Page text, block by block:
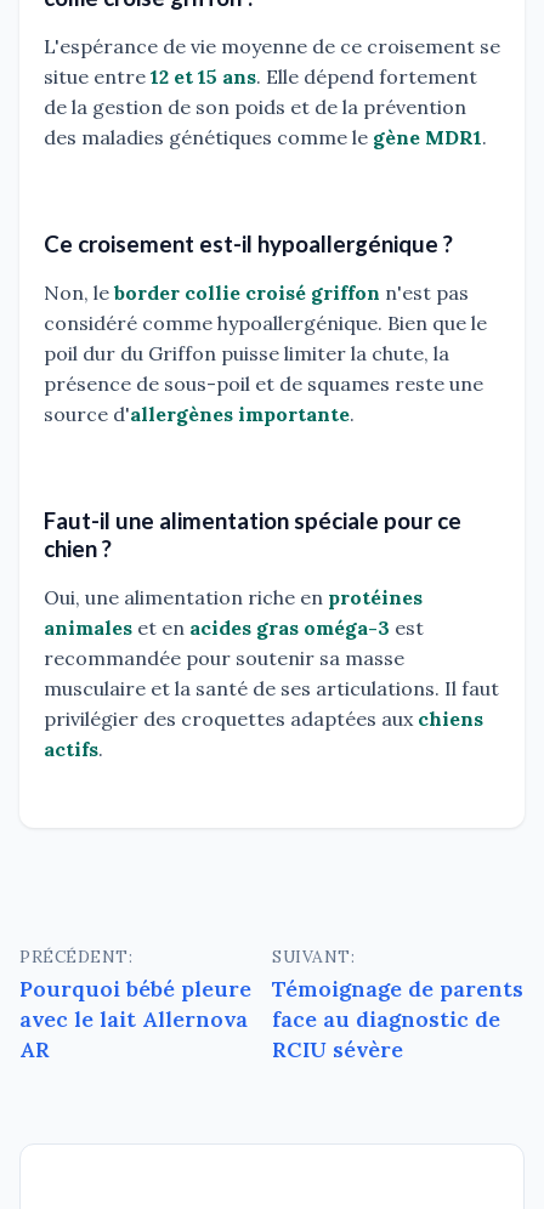
L'espérance de vie moyenne de ce croisement se
situe entre 12 et 15 ans. Elle dépend fortement
de la gestion de son poids et de la prévention
des maladies génétiques comme le gène MDR1.
Ce croisement est-il hypoallergénique ?
Non, le border collie croisé griffon n'est pas
considéré comme hypoallergénique. Bien que le
poil dur du Griffon puisse limiter la chute, la
présence de sous-poil et de squames reste une
source d'allergènes importante.
Faut-il une alimentation spéciale pour ce
chien ?
Oui, une alimentation riche en protéines
animales et en acides gras oméga-3 est
recommandée pour soutenir sa masse
musculaire et la santé de ses articulations. Il faut
privilégier des croquettes adaptées aux chiens
actifs.
Navigation
de
l’article
PRÉCÉDENT:
Pourquoi bébé pleure
avec le lait Allernova
AR
SUIVANT:
Témoignage de parents
face au diagnostic de
RCIU sévère